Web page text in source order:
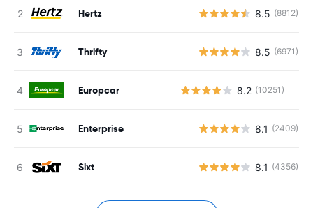
Hertz 8.5 (8812)
Thrifty 8.5 (6971)
Europcar 8.2 (10251)
Enterprise 8.1 (2409)
Sixt 8.1 (4356)